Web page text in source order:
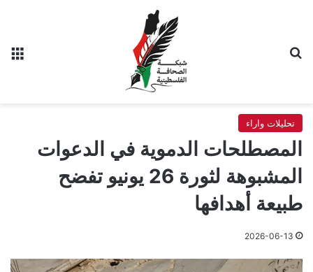
تحليلات واراء
المصطلحات الدموية في الدعوات
المشبوهة لثورة 26 يونيو تفضح
طبيعة أهدافها
2026-06-13